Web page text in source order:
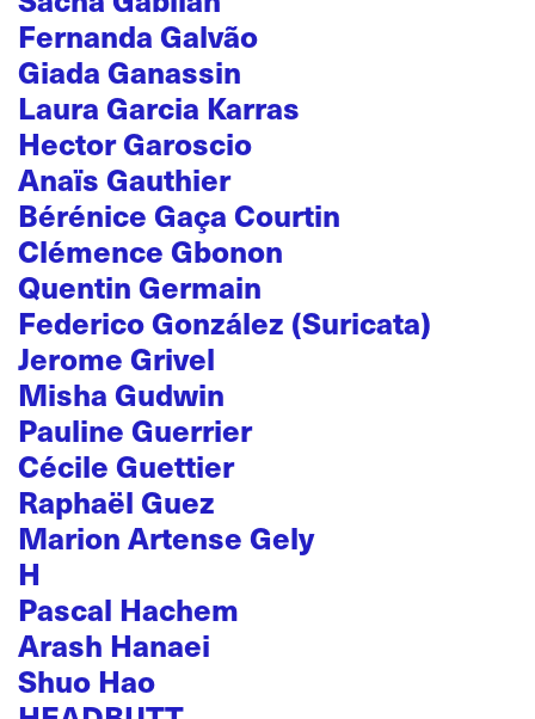
Fernanda Galvão
Giada Ganassin
Laura Garcia Karras
Hector Garoscio
Anaïs Gauthier
Bérénice Gaça Courtin
Clémence Gbonon
Quentin Germain
Federico González (Suricata)
Jerome Grivel
Misha Gudwin
Pauline Guerrier
Cécile Guettier
Raphaël Guez
Marion Artense Gely
H
Pascal Hachem
Arash Hanaei
Shuo Hao